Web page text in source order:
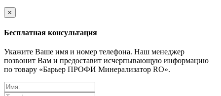
×
Бесплатная консультация
Укажите Ваше имя и номер телефона. Наш менеджер
позвонит Вам и предоставит исчерпывающую информацию
по товару «Барьер ПРОФИ Минерализатор RO».